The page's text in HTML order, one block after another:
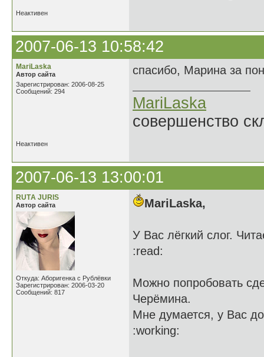
Неактивен
2007-06-13 10:58:42
MariLaska
Автор сайта
Зарегистрирован: 2006-08-25
Сообщений: 294
спасибо, Марина за
MariLaska
совершенство
Неактивен
2007-06-13 13:00:01
RUTА JURIS
Автор сайта
Откуда: Аборигенка с Рублёвки
Зарегистрирован: 2006-03-20
Сообщений: 817
MariLaska,
У Вас лёгкий слог.
:read:
Можно попробовать
Черёмина.
Мне думается, у Вас
:working: